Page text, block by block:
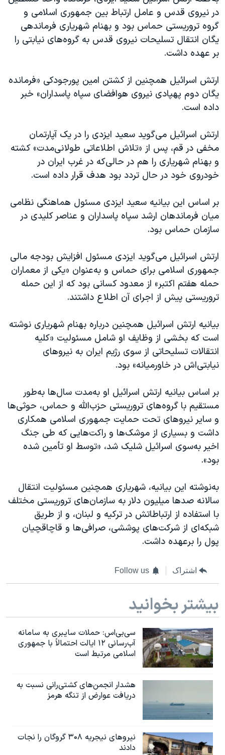
در نیروی قدس و عامل ارتباط بین جمهوری اسلامی و
گروه تروریستی حماس بود و بهنام شهریاری فرماندهی
یگان انتقال تسلیحات نیروی قدس به گروه‌های نیابتی را
بر عهده داشت.
ارتش اسرائیل همچنین از کشتن امین پورجودکی «فرمانده
یگان دوم پهپادی نیروی هوافضای سپاه پاسداران» خبر
داده است.
ارتش اسرائیل می‌گوید سعید ایزدی را در یک آپارتمان
مخفی در قم، پس از «تلاش اطلاعاتی طولانی‌مدت» کشته
و بهنام شهریاری را هم در حالی‌که در غرب ایران در
خودروی خود در حال تردد بود هدف قرار داده است.
بر اساس این بیانیه سعید ایزدی مسئول هماهنگی نظامی
میان فرماندهان ارشد سپاه پاسداران و عناصر کلیدی در
سازمان حماس بود.
ارتش اسرائیل می‌گوید ایزدی مسئول افزایش بودجه مالی
جمهوری اسلامی برای حماس و به‌عنوان «یکی از معماران
حمله هفتم اکتبر» از معدود کسانی بود که از این حمله
تروریستی پیش از اجرای آن اطلاع داشتند.
بیانیه ارتش اسرائیل همچنین درباره بهنام شهریاری نوشته
است که بخشی از وظایف او شامل مسئولیت «کلیه
انتقالات تسلیحاتی از سوی رژیم ایران به نیروهای
نیابتی‌اش در خاورمیانه» بود.
بر اساس بیانیه ارتش اسرائیل او به‌مدت سال‌ها به‌طور
مستقیم با گروه‌های تروریستی حزب‌الله و حماس، حوثی‌ها
و سایر نیروهای تحت حمایت جمهوری اسلامی همکاری
داشت و بسیاری از موشک‌ها و راکت‌هایی که طی جنگ
اخیر به‌سوی اسرائیل شلیک شد، «توسط او تأمین شده
بود».
به‌نوشته این بیانیه، شهریاری همچنین مسئولیت انتقال
سالانه صدها میلیون دلار به سازمان‌های تروریستی مختلف
با استفاده از ارتباطاتش در ترکیه و لبنان، و از طریق
شبکه‌ای از شرکت‌های پوششی، صرافی‌ها و قاچاقچیان
پول را برعهده داشت.
اشتراک Follow us
بیشتر بخوانید
سی‌بی‌اس: حملات سایبری به سامانه
آب‌رسانی ۱۲ ایالت احتمالاً با جمهوری
اسلامی مرتبط است
هشدار انجمن‌های کشتی‌رانی نسبت به
دریافت عوارض از تنگه هرمز
نیروهای نیجریه‌ ۳۰۸ گروگان را نجات
دادند